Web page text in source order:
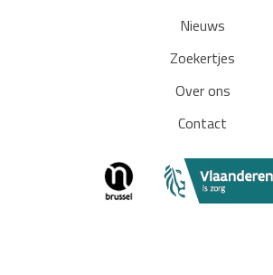
Nieuws
Zoekertjes
Over ons
Contact